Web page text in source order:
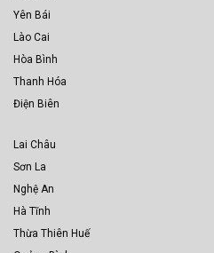
Yên Bái
Lào Cai
Hòa Bình
Thanh Hóa
Điện Biên
Lai Châu
Sơn La
Nghệ An
Hà Tĩnh
Thừa Thiên Huế